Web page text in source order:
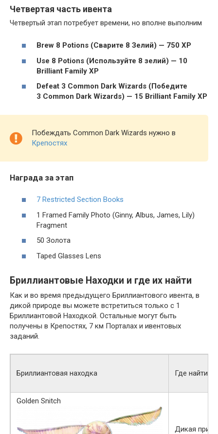
Четвертая часть ивента
Четвертый этап потребует времени, но вполне выполним
Brew 8 Potions (Сварите 8 Зелий) — 750 XP
Use 8 Potions (Используйте 8 зелий) — 10
Brilliant Family XP
Defeat 3 Common Dark Wizards (Победите
3 Common Dark Wizards) — 15 Brilliant Family XP
Побеждать Common Dark Wizards нужно в
Крепостях
Награда за этап
7 Restricted Section Books
1 Framed Family Photo (Ginny, Albus, James, Lily)
Fragment
50 Золота
Taped Glasses Lens
Бриллиантовые Находки и где их найти
Как и во время предыдущего Бриллиантового ивента, в
дикой природе вы можете встретиться только с 1
Бриллиантовой Находкой. Остальные могут быть
получены в Крепостях, 7 км Порталах и ивентовых
заданий.
Бриллиантовая находка Где найти
Golden Snitch
Дикая